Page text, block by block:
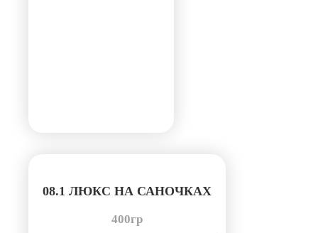
08.1 ЛЮКС НА САНОЧКАХ
400гр